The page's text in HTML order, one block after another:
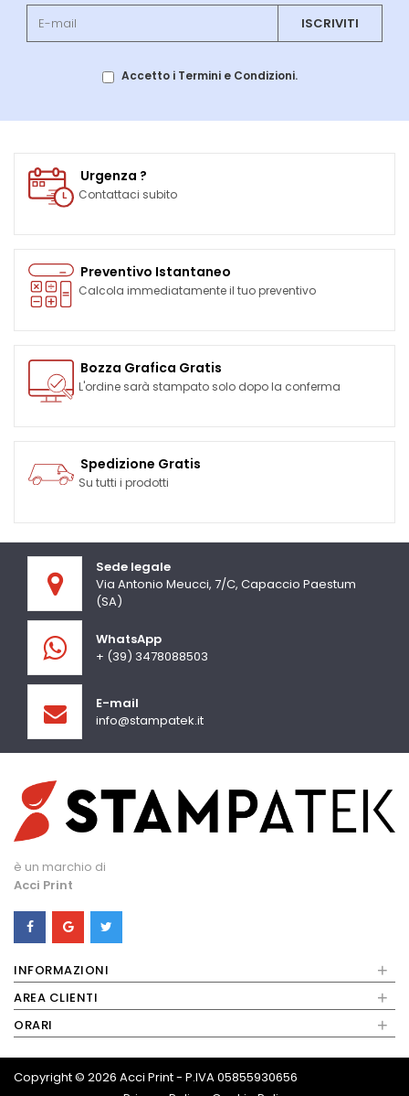
ISCRIVITI
Accetto i Termini e Condizioni.
Urgenza ?
Contattaci subito
Preventivo Istantaneo
Calcola immediatamente il tuo preventivo
Bozza Grafica Gratis
L'ordine sarà stampato solo dopo la conferma
Spedizione Gratis
Su tutti i prodotti
Sede legale
Via Antonio Meucci, 7/C, Capaccio Paestum
(SA)
WhatsApp
+ (39) 3478088503
E-mail
info@stampatek.it
è un marchio di
Acci Print
INFORMAZIONI +
AREA CLIENTI +
ORARI +
Copyright © 2026 Acci Print - P.IVA 05855930656